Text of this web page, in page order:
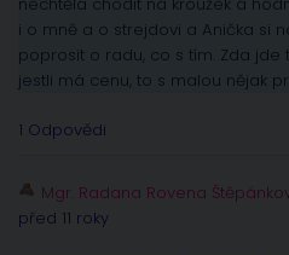
i o mně a o strejdovi a Anička si
poprosit o radu, co s tím. Zda jde
jestli má cenu, to s malou nějak
1 Odpovědi
Mgr. Radana Rovena
před 11 roky